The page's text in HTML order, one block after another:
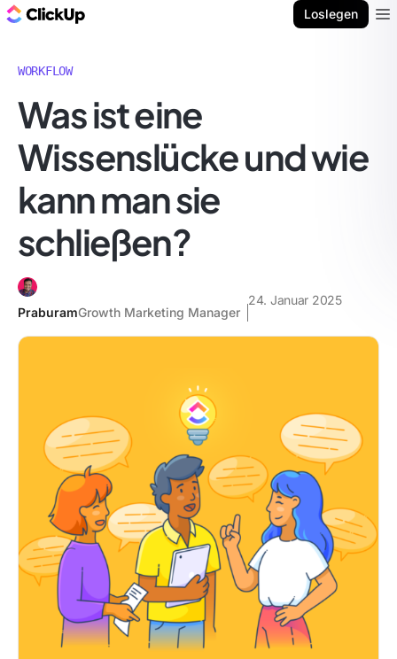
Loslegen
WORKFLOW
Was ist eine
Wissenslücke und wie
kann man sie
schließen?
PraburamGrowth Marketing Manager
24. Januar 2025